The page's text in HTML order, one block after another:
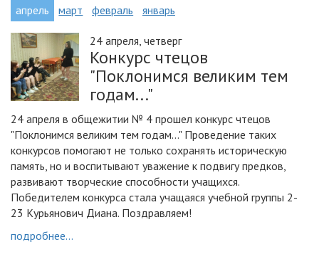
апрель
март февраль январь
24 апреля, четверг
Конкурс чтецов
"Поклонимся великим тем
годам..."
24 апреля в общежитии № 4 прошел конкурс чтецов
"Поклонимся великим тем годам..." Проведение таких
конкурсов помогают не только сохранять историческую
память, но и воспитывают уважение к подвигу предков,
развивают творческие способности учащихся.
Победителем конкурса стала учащаяся учебной группы 2-
23 Курьянович Диана. Поздравляем!
подробнее...